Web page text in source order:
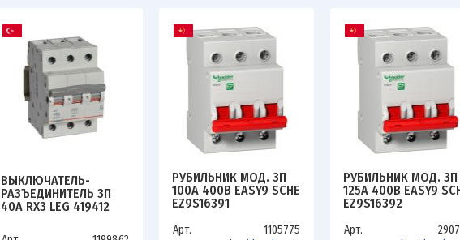
ВЫКЛЮЧАТЕЛЬ-
РАЗЪЕДИНИТЕЛЬ 3П
40А RX3 LEG 419412
РУБИЛЬНИК МОД. 3П
100А 400В EASY9 SCHE
EZ9S16391
Арт.
1105775
РУБИЛЬНИК МОД. 3П
125А 400В EASY9
EZ9S16392
Арт.